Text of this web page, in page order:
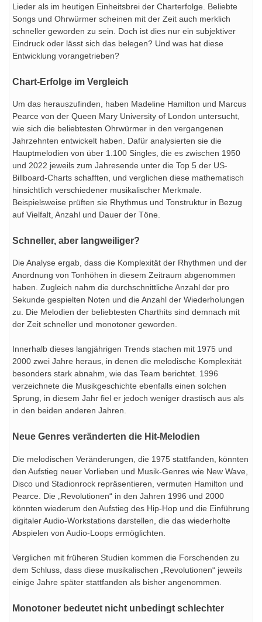
Lieder als im heutigen Einheitsbrei der Charterfolge. Beliebte
Songs und Ohrwürmer scheinen mit der Zeit auch merklich
schneller geworden zu sein. Doch ist dies nur ein subjektiver
Eindruck oder lässt sich das belegen? Und was hat diese
Entwicklung vorangetrieben?
Chart-Erfolge im Vergleich
Um das herauszufinden, haben Madeline Hamilton und Marcus
Pearce von der Queen Mary University of London untersucht,
wie sich die beliebtesten Ohrwürmer in den vergangenen
Jahrzehnten entwickelt haben. Dafür analysierten sie die
Hauptmelodien von über 1.100 Singles, die es zwischen 1950
und 2022 jeweils zum Jahresende unter die Top 5 der US-
Billboard-Charts schafften, und verglichen diese mathematisch
hinsichtlich verschiedener musikalischer Merkmale.
Beispielsweise prüften sie Rhythmus und Tonstruktur in Bezug
auf Vielfalt, Anzahl und Dauer der Töne.
Schneller, aber langweiliger?
Die Analyse ergab, dass die Komplexität der Rhythmen und der
Anordnung von Tonhöhen in diesem Zeitraum abgenommen
haben. Zugleich nahm die durchschnittliche Anzahl der pro
Sekunde gespielten Noten und die Anzahl der Wiederholungen
zu. Die Melodien der beliebtesten Charthits sind demnach mit
der Zeit schneller und monotoner geworden.
Innerhalb dieses langjährigen Trends stachen mit 1975 und
2000 zwei Jahre heraus, in denen die melodische Komplexität
besonders stark abnahm, wie das Team berichtet. 1996
verzeichnete die Musikgeschichte ebenfalls einen solchen
Sprung, in diesem Jahr fiel er jedoch weniger drastisch aus als
in den beiden anderen Jahren.
Neue Genres veränderten die Hit-Melodien
Die melodischen Veränderungen, die 1975 stattfanden, könnten
den Aufstieg neuer Vorlieben und Musik-Genres wie New Wave,
Disco und Stadionrock repräsentieren, vermuten Hamilton und
Pearce. Die „Revolutionen“ in den Jahren 1996 und 2000
könnten wiederum den Aufstieg des Hip-Hop und die Einführung
digitaler Audio-Workstations darstellen, die das wiederholte
Abspielen von Audio-Loops ermöglichten.
Verglichen mit früheren Studien kommen die Forschenden zu
dem Schluss, dass diese musikalischen „Revolutionen“ jeweils
einige Jahre später stattfanden als bisher angenommen.
Monotoner bedeutet nicht unbedingt schlechter